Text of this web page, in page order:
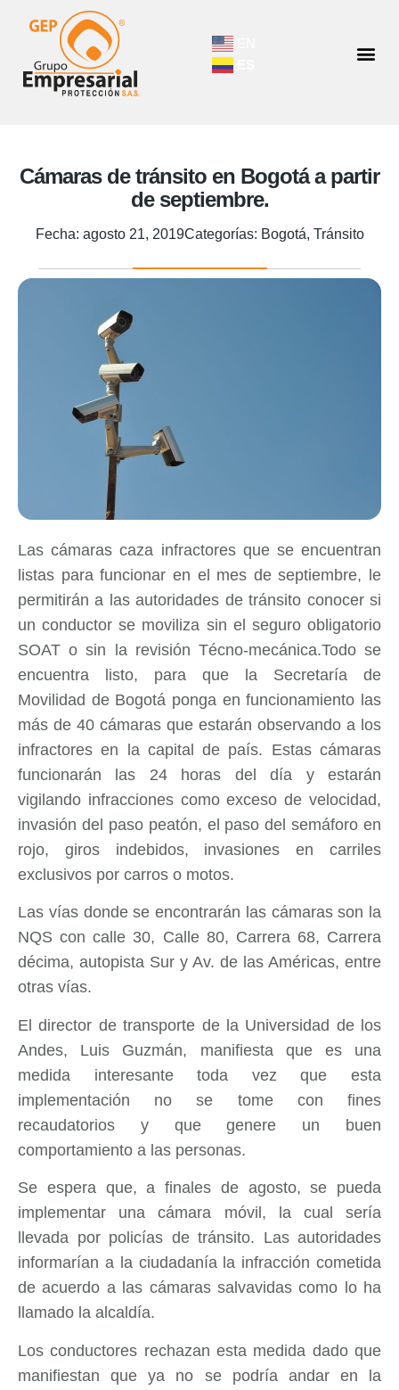
Cámaras de tránsito en Bogotá a partir
de septiembre.
Fecha: agosto 21, 2019Categorías: Bogotá, Tránsito
Las cámaras caza infractores que se encuentran
listas para funcionar en el mes de septiembre, le
permitirán a las autoridades de tránsito conocer si
un conductor se moviliza sin el seguro obligatorio
SOAT o sin la revisión Técno-mecánica.Todo se
encuentra listo, para que la Secretaría de
Movilidad de Bogotá ponga en funcionamiento las
más de 40 cámaras que estarán observando a los
infractores en la capital de país. Estas cámaras
funcionarán las 24 horas del día y estarán
vigilando infracciones como exceso de velocidad,
invasión del paso peatón, el paso del semáforo en
rojo, giros indebidos, invasiones en carriles
exclusivos por carros o motos.
Las vías donde se encontrarán las cámaras son la
NQS con calle 30, Calle 80, Carrera 68, Carrera
décima, autopista Sur y Av. de las Américas, entre
otras vías.
El director de transporte de la Universidad de los
Andes, Luis Guzmán, manifiesta que es una
medida interesante toda vez que esta
implementación no se tome con fines
recaudatorios y que genere un buen
comportamiento a las personas.
Se espera que, a finales de agosto, se pueda
implementar una cámara móvil, la cual sería
llevada por policías de tránsito. Las autoridades
informarían a la ciudadanía la infracción cometida
de acuerdo a las cámaras salvavidas como lo ha
llamado la alcaldía.
Los conductores rechazan esta medida dado que
manifiestan que ya no se podría andar en la